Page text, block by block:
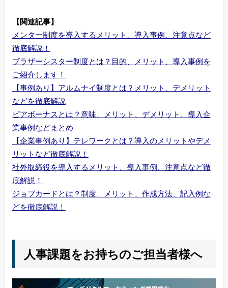
【関連記事】
メンター制度を導入するメリット、導入事例、注意点など
徹底解説！
ブラザーシスター制度とは？目的、メリット、導入事例を
ご紹介します！
【事例あり】アルムナイ制度とは？メリット、デメリット
などを徹底解説
ピアボーナスとは？意味、メリット、デメリット、導入企
業事例などまとめ
【企業事例あり】テレワークとは？導入のメリットやデメ
リットなど徹底解説！
社外取締役を導入するメリット、導入事例、注意点など徹
底解説！
ジョブカードとは？制度、メリット、作成方法、記入例な
どを徹底解説！
人事課題をお持ちのご担当者様へ